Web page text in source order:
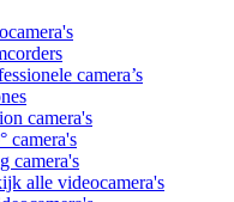
camera’s
camera's
camera's
camera's
alle videocamera's